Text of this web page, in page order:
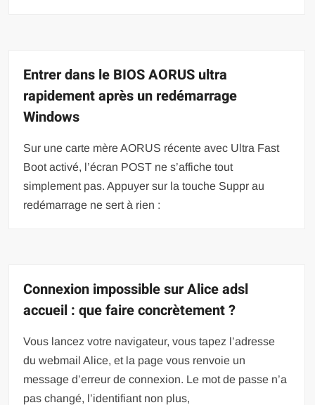
Entrer dans le BIOS AORUS ultra
rapidement après un redémarrage
Windows
Sur une carte mère AORUS récente avec Ultra Fast
Boot activé, l’écran POST ne s’affiche tout
simplement pas. Appuyer sur la touche Suppr au
redémarrage ne sert à rien :
Connexion impossible sur Alice adsl
accueil : que faire concrètement ?
Vous lancez votre navigateur, vous tapez l’adresse
du webmail Alice, et la page vous renvoie un
message d’erreur de connexion. Le mot de passe n’a
pas changé, l’identifiant non plus,